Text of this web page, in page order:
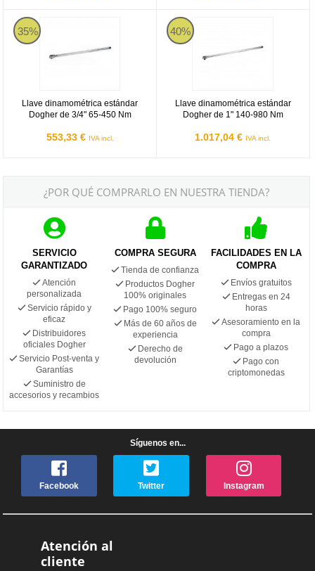
35%
Llave dinamométrica estándar
Dogher de 3/4" 65-450 Nm
553,33 € IVA incl.
Llave dinamométrica estándar Dogher de 3/4" 65-450 Nm
40%
Llave dinamométrica estándar
Dogher de 1" 140-980 Nm
1.017,04 € IVA incl.
Llave dinamométrica estándar
¿POR QUÉ COMPRARLO EN NUESTRA TIENDA?
SERVICIO
GARANTIZADO
Atención
personalizada
Servicio rápido y
eficaz
Distribuidores
oficiales Dogher
Servicio Post-venta y
Garantías
Suministro de
accesorios y recambios
COMPRA SEGURA
Tienda de confianza
Productos Dogher
100% originales
Pago 100% seguro
Más de 60 años de
experiencia
Derecho de
devolución
FACILIDADES EN LA
COMPRA
Envíos gratuitos
Entregas en 24
horas
Asesoramiento en la
compra
Pago a plazos
Pago con
criptomonedas
Síguenos en...
Facebook Twitter Instagram
Atención al
cliente